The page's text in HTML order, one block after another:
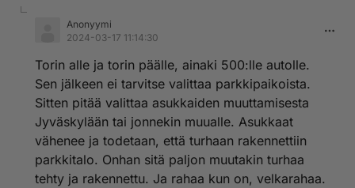
Anonyymi
2024-03-17 11:14:30
Torin alle ja torin päälle, ainaki 500:lle autolle.
Sen jälkeen ei tarvitse valittaa parkkipaikoista.
Sitten pitää valittaa asukkaiden muuttamisesta
Jyväskylään tai jonnekin muualle. Asukkaat
vähenee ja todetaan, että turhaan rakennettiin
parkkitalo. Onhan sitä paljon muutakin turhaa
tehty ja rakennettu. Ja rahaa kun on, velkarahaa.